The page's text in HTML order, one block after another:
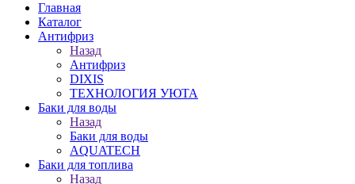
Главная
Каталог
Антифриз
Назад
Антифриз
DIXIS
ТЕХНОЛОГИЯ УЮТА
Баки для воды
Назад
Баки для воды
AQUATECH
Баки для топлива
Назад